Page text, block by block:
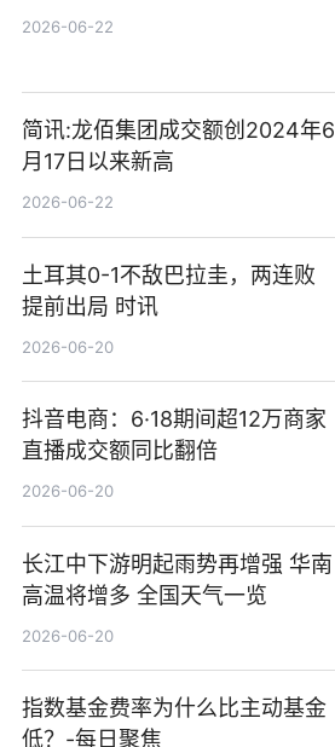
2026-06-22
简讯:龙佰集团成交额创2024年6
月17日以来新高
2026-06-22
土耳其0-1不敌巴拉圭，两连败
提前出局 时讯
2026-06-20
抖音电商：6·18期间超12万商家
直播成交额同比翻倍
2026-06-20
长江中下游明起雨势再增强 华南
高温将增多 全国天气一览
2026-06-20
指数基金费率为什么比主动基金
低？-每日聚焦